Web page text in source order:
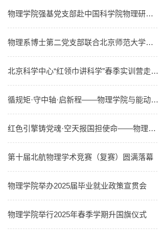
物理学院强基党支部赴中国科学院物理研究所开展主题党日活动
物理系博士第二党支部联合北京师范大学教育学部博士研究生党支部开展“清风正气守初心，廉洁自律践使命”主题党日活动
北京科学中心“红领巾讲科学”春季实训营走进北航物理学院国家级科普教育基地 开启科学探索之旅
循规矩·守中轴·启新程——物理学院与能动、数学、交通学院研究生党支部开展主题党日活动
红色引擎铸党魂·空天报国担使命——物理学院师生党支部赴中国航空博物馆开展主题党日活动
第十届北航物理学术竞赛（复赛）圆满落幕
物理学院举办2025届毕业就业政策宣贯会
物理学院举行2025年春季学期升国旗仪式